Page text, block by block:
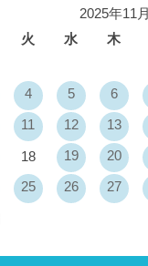
2025年11月
火 水 木
4 5 6
11 12 13
18 19 20
25 26 27